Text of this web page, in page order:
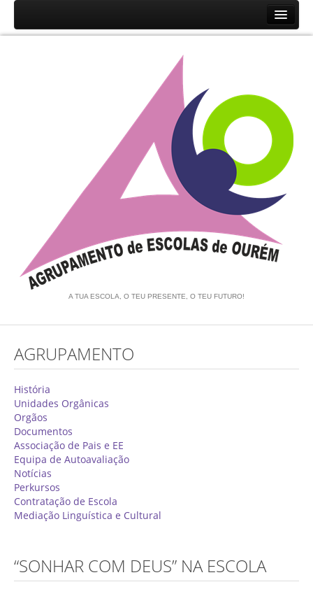
Unidades Orgânicas
Documentos
Associação de Pais e EE
Equipa de Autoavaliação
Notícias
Alunos
Oferta Formativa 2026/2027
Matrículas
Critérios Específicos de Avaliação
Ensino Profissionalizante
Horários
Educação Especial
Atividades do 1º Ciclo
Clubes & Projetos
A TUA ESCOLA, O TEU PRESENTE, O TEU FUTURO!
AGRUPAMENTO
História
Unidades Orgânicas
Orgãos
Documentos
Associação de Pais e EE
Equipa de Autoavaliação
Notícias
Perkursos
Contratação de Escola
Mediação Linguística e Cultural
“SONHAR COM DEUS” NA ESCOLA